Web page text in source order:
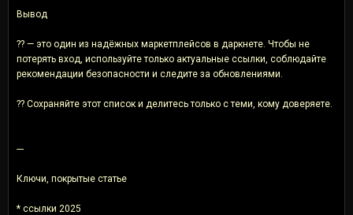
Вывод
?? — это один из надёжных маркетплейсов в даркнете. Чтобы не
потерять вход, используйте только актуальные ссылки, соблюдайте
рекомендации безопасности и следите за обновлениями.
?? Сохраняйте этот список и делитесь только с теми, кому доверяете.
---
Ключи, покрытые статье
* ссылки 2025